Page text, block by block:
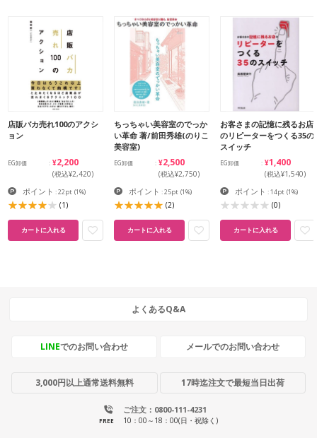
店販バカ売れ100のアクシ
ョン
EG卸価 ¥2,200
(税込¥2,420)
ポイント : 22pt (1%)
(1)
カートに入れる
ちっちゃい美容室のでっか
い革命 著/前田秀雄(のりこ
美容室)
EG卸価 ¥2,500
(税込¥2,750)
ポイント : 25pt (1%)
(2)
カートに入れる
お客さまの記憶に残るお店
のリピーターをつくる35の
スイッチ
EG卸価 ¥1,400
(税込¥1,540)
ポイント : 14pt (1%)
(0)
カートに入れる
よくあるQ&A
LINEでのお問い合わせ メールでのお問い合わせ
3,000円以上通常送料無料 17時迄注文で最短当日出荷
ご注文：0800-111-4231
FREE 10：00～18：00(日・祝除く)